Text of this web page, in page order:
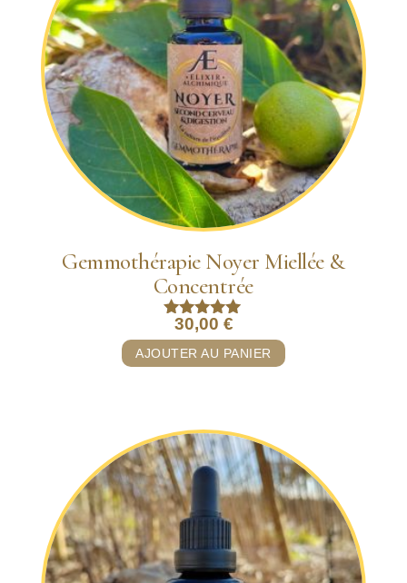
Gemmothérapie Noyer Miellée &
Concentrée
Note
5.00
sur 5
30,00 €
AJOUTER AU PANIER